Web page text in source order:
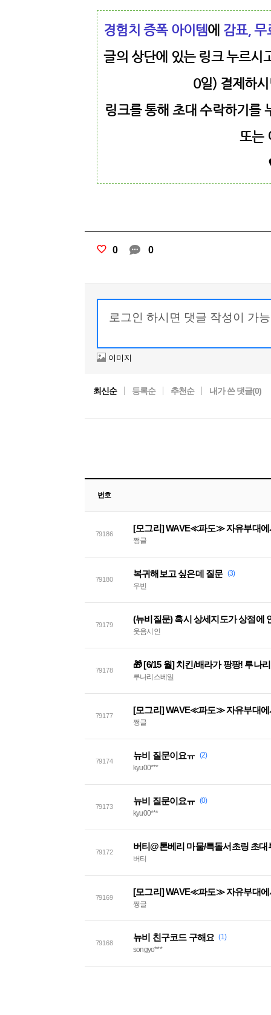
경험치 증폭 아이템에 감표, 무
글의 상단에 있는 링크 누르시
0일) 결제하
링크를 통해 초대 수락하기를
또는
0 0
이미지
최신순 등록순 추천순 내가 쓴 댓글(0)
번호
79186
[모그리] WAVE≪파도≫ 자유부대에
쩡글
79180
복귀해보고 싶은데 질문 (3)
우빈
79179
웃음시인
79178
루나리스베일
79177
[모그리] WAVE≪파도≫ 자유부대에
쩡글
79174
뉴비 질문이요ㅠ (2)
kyu00***
79173
뉴비 질문이요ㅠ (0)
kyu00***
79172
버티@톤베리 마물/특돌서초링 초
버티
79169
[모그리] WAVE≪파도≫ 자유부대에
쩡글
79168
뉴비 친구코드 구해요 (1)
songyo***